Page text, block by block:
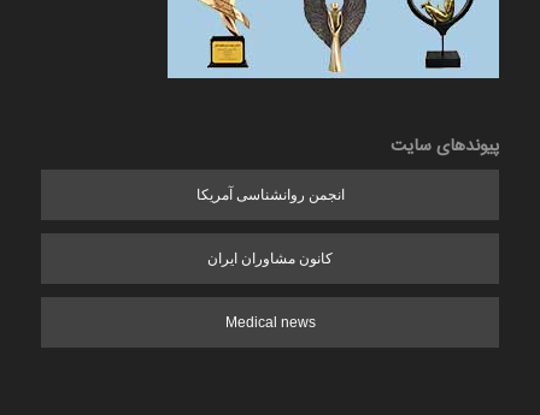
پیوندهای سایت
انجمن روانشناسی آمریکا
کانون مشاوران ایران
Medical news